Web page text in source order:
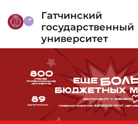
Гатчинский
государственный
университет